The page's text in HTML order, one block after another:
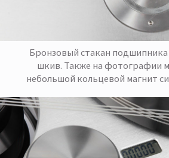
Бронзовый стакан подшипника
шкив. Также на фотографии
небольшой кольцевой магнит